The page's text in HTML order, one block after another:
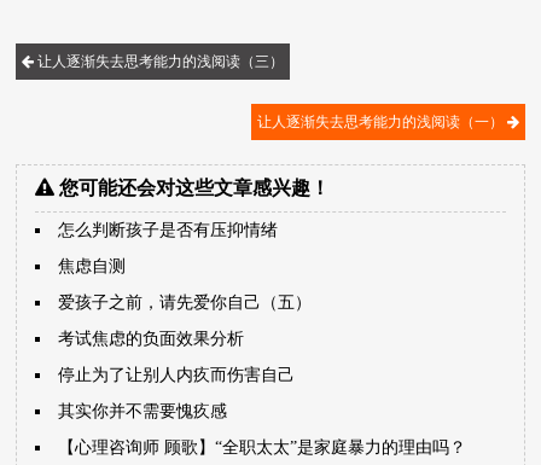
让人逐渐失去思考能力的浅阅读（三）
让人逐渐失去思考能力的浅阅读（一）
您可能还会对这些文章感兴趣！
怎么判断孩子是否有压抑情绪
焦虑自测
爱孩子之前，请先爱你自己（五）
考试焦虑的负面效果分析
停止为了让别人内疚而伤害自己
其实你并不需要愧疚感
【心理咨询师 顾歌】“全职太太”是家庭暴力的理由吗？